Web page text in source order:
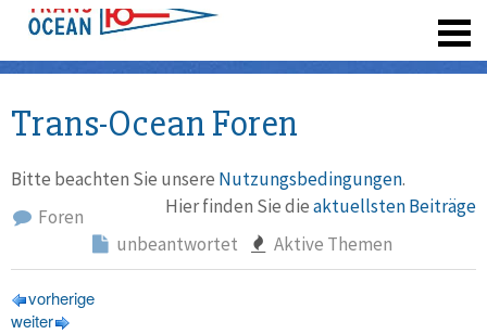
Trans-Ocean Foren
Bitte beachten Sie unsere Nutzungsbedingungen.
Hier finden Sie dieaktuellsten Beiträge
Foren
unbeantwortet
Aktive Themen
vorherige
weiter